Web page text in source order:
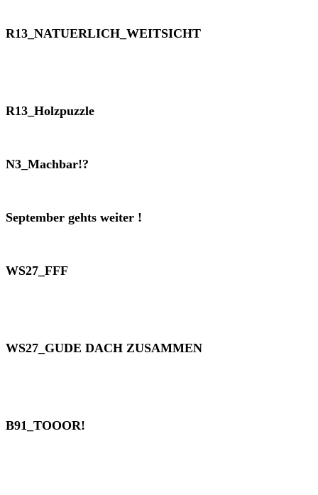
R13_NATUERLICH_WEITSICHT
R13_Holzpuzzle
N3_Machbar!?
September gehts weiter !
WS27_FFF
WS27_GUDE DACH ZUSAMMEN
B91_TOOOR!